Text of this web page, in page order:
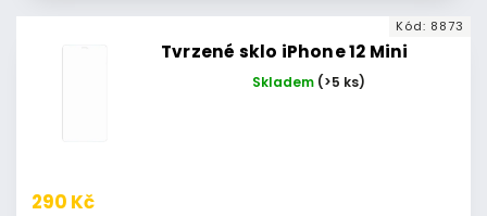
Tvrzené sklo iPhone 12 Mini
Skladem (>5 ks)
290 Kč
Kód: 8873